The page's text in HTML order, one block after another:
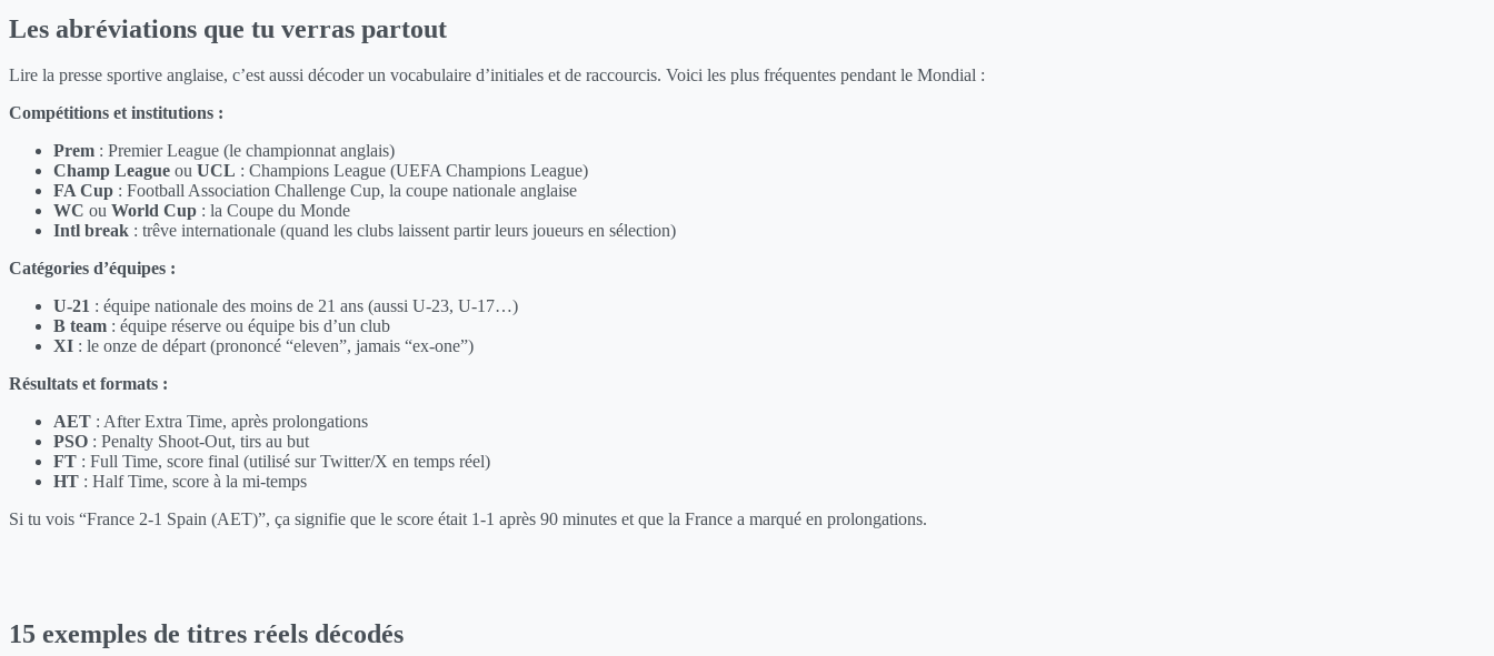
Les abréviations que tu verras partout
Lire la presse sportive anglaise, c’est aussi décoder un vocabulaire d’initiales et de raccourcis. Voici les plus fréquentes pendant le Mondial :
Compétitions et institutions :
Prem : Premier League (le championnat anglais)
Champ League ou UCL : Champions League (UEFA Champions League)
FA Cup : Football Association Challenge Cup, la coupe nationale anglaise
WC ou World Cup : la Coupe du Monde
Intl break : trêve internationale (quand les clubs laissent partir leurs joueurs en sélection)
Catégories d’équipes :
U-21 : équipe nationale des moins de 21 ans (aussi U-23, U-17…)
B team : équipe réserve ou équipe bis d’un club
XI : le onze de départ (prononcé “eleven”, jamais “ex-one”)
Résultats et formats :
AET : After Extra Time, après prolongations
PSO : Penalty Shoot-Out, tirs au but
FT : Full Time, score final (utilisé sur Twitter/X en temps réel)
HT : Half Time, score à la mi-temps
Si tu vois “France 2-1 Spain (AET)”, ça signifie que le score était 1-1 après 90 minutes et que la France a marqué en prolongations.
15 exemples de titres réels décodés